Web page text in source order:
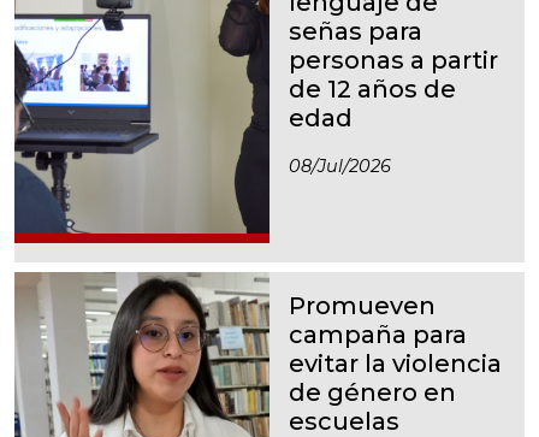
señas para
personas a partir
de 12 años de
edad
08/jul/2026
Promueven
campaña para
evitar la violencia
de género en
escuelas